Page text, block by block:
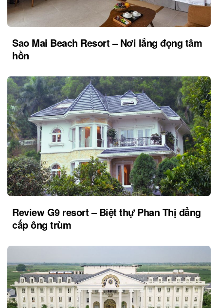
Sao Mai Beach Resort – Nơi lắng đọng tâm
hồn
Review G9 resort – Biệt thự Phan Thị đẳng
cấp ông trùm